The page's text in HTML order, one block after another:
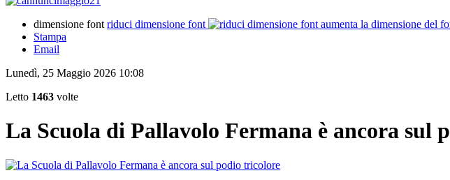
dimensione font riduci dimensione font
aumenta la dimensione del
Stampa
Email
Lunedì, 25 Maggio 2026 10:08
Letto 1463 volte
La Scuola di Pallavolo Fermana è ancora sul